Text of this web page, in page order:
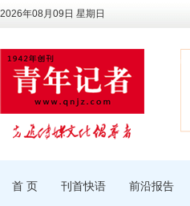
2026年08月09日 星期日
首 页 刊首快语 前沿报告